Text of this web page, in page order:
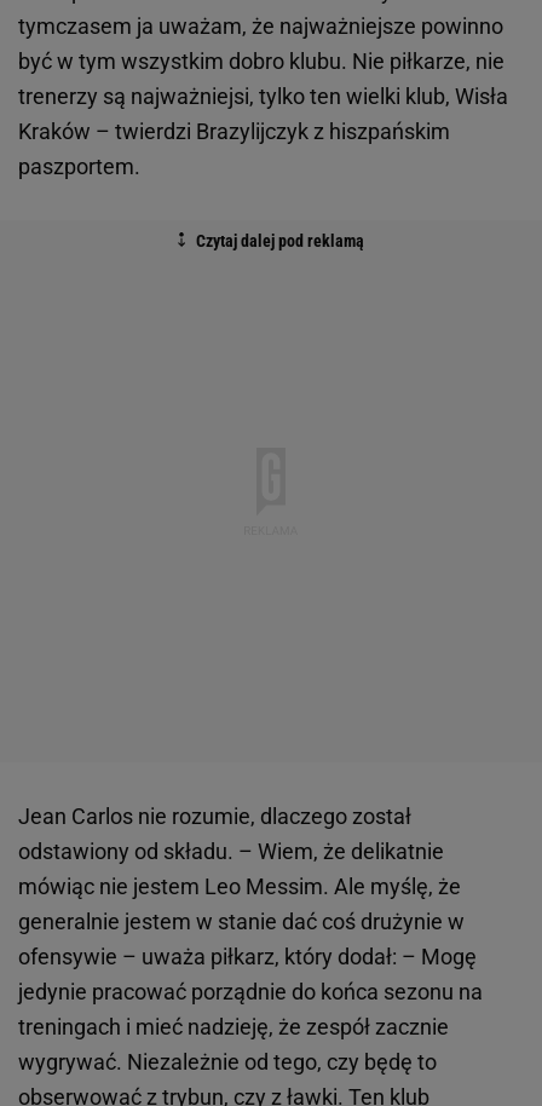
tymczasem ja uważam, że najważniejsze powinno
być w tym wszystkim dobro klubu. Nie piłkarze, nie
trenerzy są najważniejsi, tylko ten wielki klub, Wisła
Kraków – twierdzi Brazylijczyk z hiszpańskim
paszportem.
Jean Carlos nie rozumie, dlaczego został
odstawiony od składu. – Wiem, że delikatnie
mówiąc nie jestem Leo Messim. Ale myślę, że
generalnie jestem w stanie dać coś drużynie w
ofensywie – uważa piłkarz, który dodał: – Mogę
jedynie pracować porządnie do końca sezonu na
treningach i mieć nadzieję, że zespół zacznie
wygrywać. Niezależnie od tego, czy będę to
obserwować z trybun, czy z ławki. Ten klub